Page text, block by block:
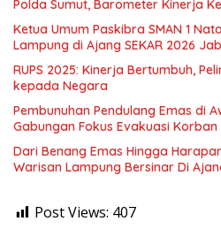
Polda Sumut, Barometer Kinerja
Ketua Umum Paskibra SMAN 1
Lampung di Ajang SEKAR 2026
RUPS 2025: Kinerja Bertumbuh,
kepada Negara
Pembunuhan Pendulang Emas di
Gabungan Fokus Evakuasi
Dari Benang Emas Hingga
Warisan Lampung Bersinar Di
Post Views: 407